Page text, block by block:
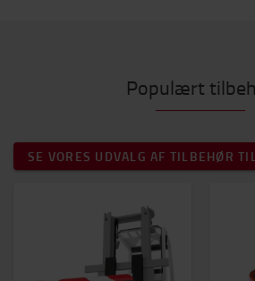
Populært
SE VORES UDVALG AF TILBEHØR